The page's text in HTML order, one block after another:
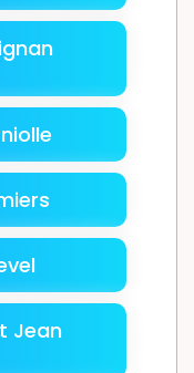
Jean